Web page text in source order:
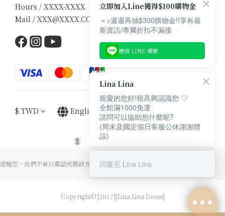
Hours / XXXX-XXXX
Mail / XXX@XXXX.COM
$ TWD English
提醒您，我們不會以電話或簡訊方式通知至ATM操作解除分期付款。
Copyright© [2017][Lina Lina Dress]
立即加入Line獲得$100購物金
＝>週週再抽$300購物金!!享有最
新資訊/專屬折扣不漏接
連結 LINE 帳號
Lina Lina
親愛的您好!很高興認識您 ♡
全館滿1000免運
請問可以協助您什麼呢?
(周末及國定假日客服公休謝謝體
諒)
回覆至 Lina Lina